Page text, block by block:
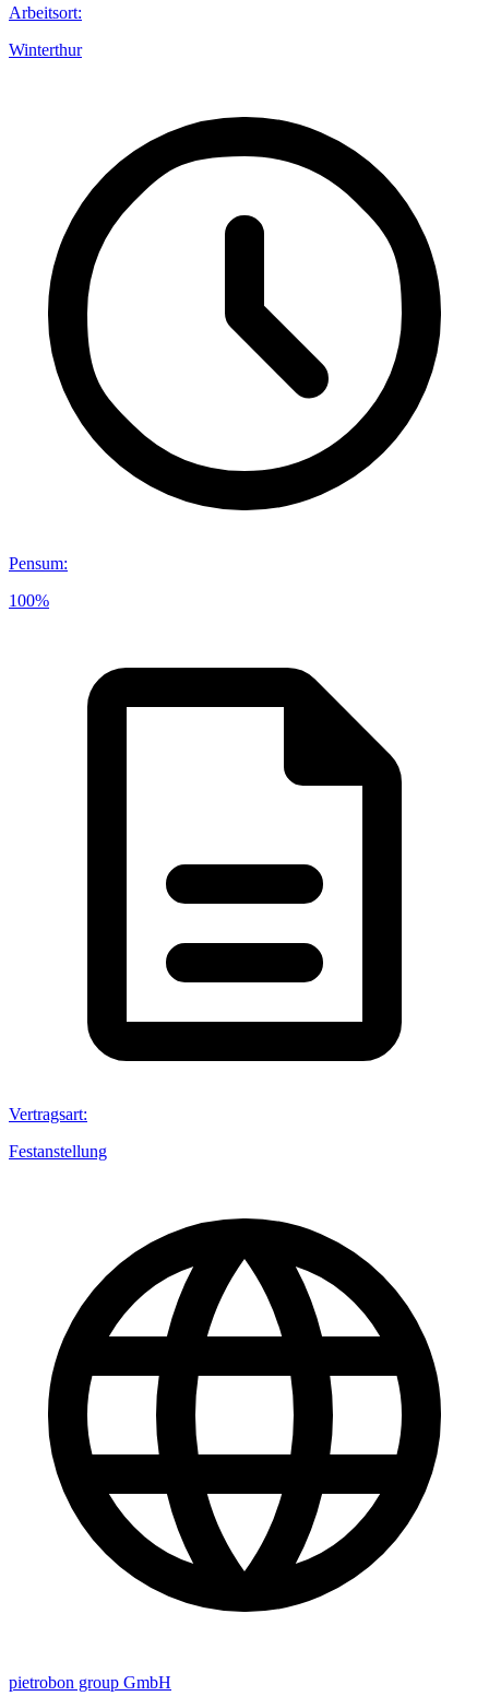
Arbeitsort:
Winterthur
Pensum:
100%
Vertragsart:
Festanstellung
pietrobon group GmbH